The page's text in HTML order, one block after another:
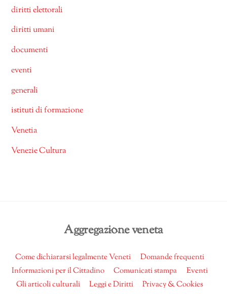
diritti elettorali
diritti umani
documenti
eventi
generali
istituti di formazione
Venetia
Venezie Cultura
Back
Top
Aggregazione veneta
Come dichiararsi legalmente Veneti
Domande frequenti
Informazioni per il Cittadino
Comunicati stampa
Eventi
Gli articoli culturali
Leggi e Diritti Privacy & Cookies